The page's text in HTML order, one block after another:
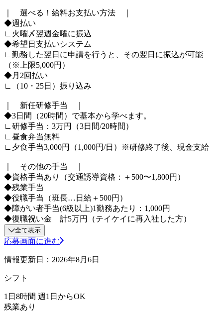
｜ 選べる！給料お支払い方法 ｜
◆週払い
∟火曜〆翌週金曜に振込
◆希望日支払いシステム
∟勤務した翌日に申請を行うと、その翌日に振込が可能
（※上限5,000円）
◆月2回払い
∟（10・25日）振り込み
｜ 新任研修手当 ｜
◆3日間（20時間）で基本から学べます。
∟研修手当：3万円（3日間/20時間）
∟昼食弁当無料
∟夕食手当3,000円（1,000円/日）※研修終了後、現金支給
｜ その他の手当 ｜
◆資格手当あり（交通誘導資格：＋500〜1,800円）
◆残業手当
◆役職手当（班長…日給＋500円）
◆障がい者手当(6級以上)1勤務あたり：1,000円
◆復職祝い金 計5万円（テイケイに再入社した方）
全て表示
応募画面に進む
情報更新日：2026年8月6日
シフト
1日8時間 週1日からOK
残業あり